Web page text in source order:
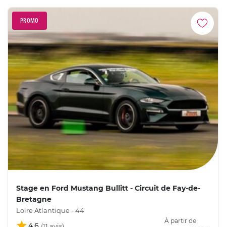
PROMO
Stage en Ford Mustang Bullitt - Circuit de Fay-de-
Bretagne
Loire Atlantique - 44
À partir de